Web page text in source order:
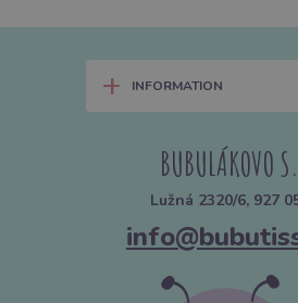
+ INFORMATION
BUBULÁKOVO
Lužná 2320/6, 927